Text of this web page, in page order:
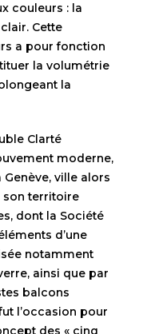
couleurs : la
Cette
a pour fonction
la volumétrie
la
Clarté
moderne,
ville alors
son territoire
dont la Société
d’une
notamment
ainsi que par
balcons
l’occasion pour
des « cinq